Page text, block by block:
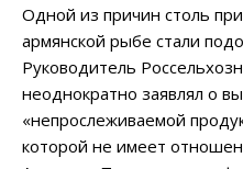
Одной из причин столь
армянской рыбе стали
Руководитель
неоднократно заявлял о
«непрослеживаемой
которой не имеет